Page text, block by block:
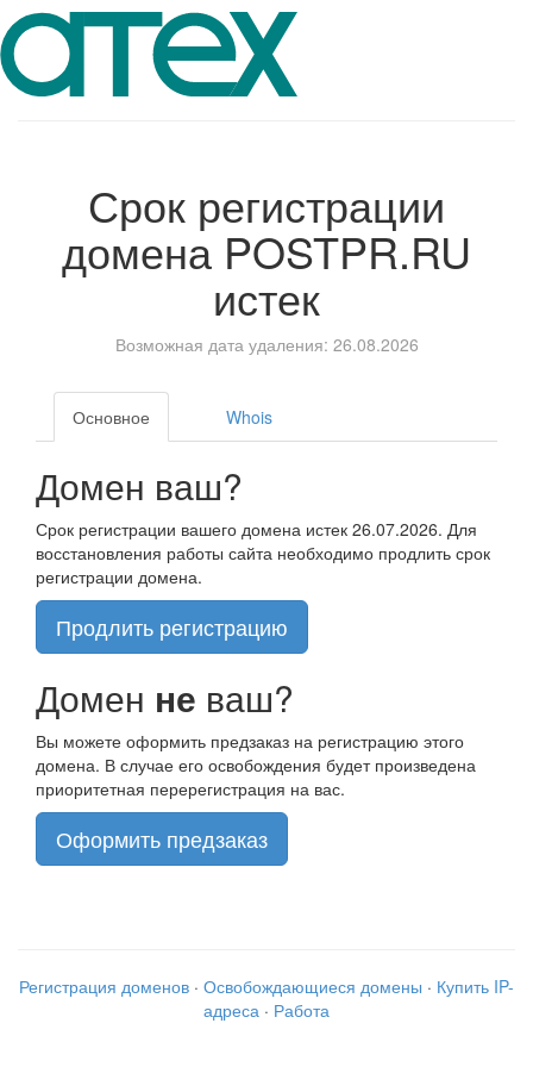
Срок регистрации
домена POSTPR.RU
истек
Возможная дата удаления: 26.08.2026
Основное Whois
Домен ваш?
Срок регистрации вашего домена истек 26.07.2026. Для
восстановления работы сайта необходимо продлить срок
регистрации домена.
Продлить регистрацию
Домен не ваш?
Вы можете оформить предзаказ на регистрацию этого
домена. В случае его освобождения будет произведена
приоритетная перерегистрация на вас.
Оформить предзаказ
Регистрация доменов · Освобождающиеся домены · Купить IP-
адреса · Работа